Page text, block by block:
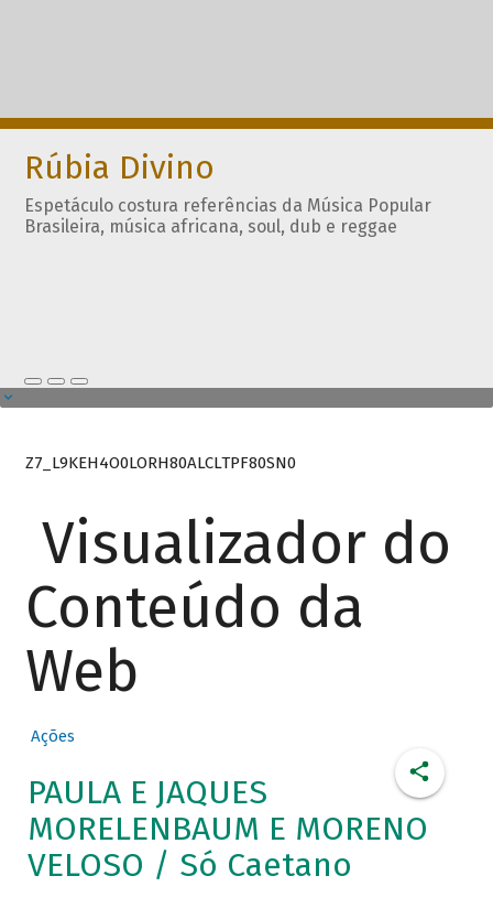
Rúbia Divino
Espetáculo costura referências da Música Popular
Brasileira, música africana, soul, dub e reggae
Z7_L9KEH4O0LORH80ALCLTPF80SN0
Visualizador do
Conteúdo da
Web
Ações
PAULA E JAQUES
MORELENBAUM E MORENO
VELOSO / Só Caetano